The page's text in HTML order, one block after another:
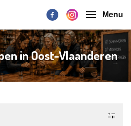
Menu
in Oost-Vlaanderen